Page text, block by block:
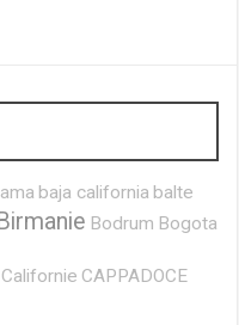
baja california balte
Birmanie Bodrum Bogota
Californie CAPPADOCE